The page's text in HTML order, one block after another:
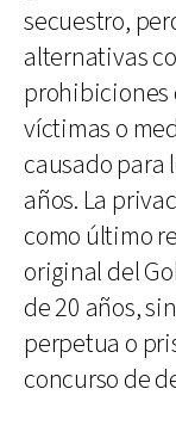
secuestro,
alternativas
prohibiciones
víctimas o
causado para
años. La
como último
original del
de 20 años,
perpetua o
concurso de